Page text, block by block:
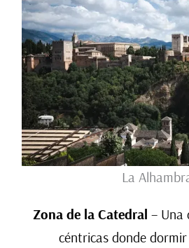
La
Zona de la Catedral – Una
céntricas donde